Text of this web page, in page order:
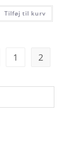
Tilføj til kurv
1 2